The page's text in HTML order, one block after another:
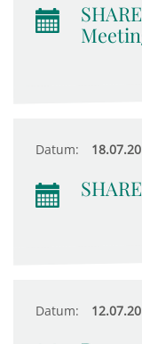
Datum:
Datum: